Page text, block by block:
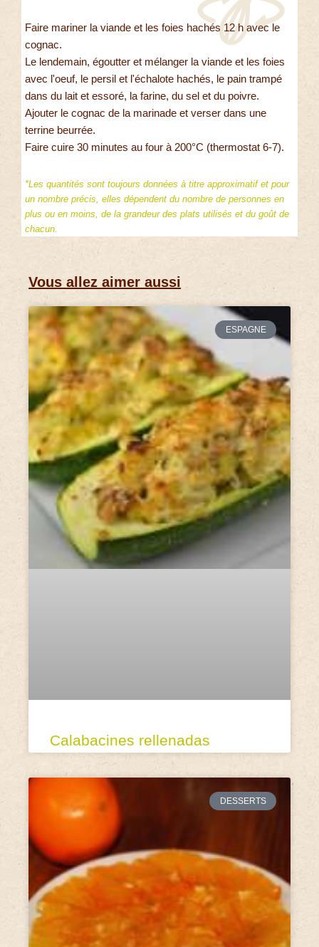
Faire mariner la viande et les foies hachés 12 h avec le
cognac.
Le lendemain, égoutter et mélanger la viande et les foies
avec l'oeuf, le persil et l'échalote hachés, le pain trampé
dans du lait et essoré, la farine, du sel et du poivre.
Ajouter le cognac de la marinade et verser dans une
terrine beurrée.
Faire cuire 30 minutes au four à 200°C (thermostat 6-7).
*Les quantités sont toujours données à titre approximatif et pour
un nombre précis, elles dépendent du nombre de personnes en
plus ou en moins, de la grandeur des plats utilisés et du goût de
chacun.
Vous allez aimer aussi
ESPAGNE
Calabacines rellenadas
DESSERTS